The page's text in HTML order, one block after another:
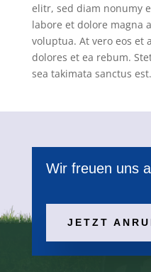
elitr, sed diam nonumy
labore et dolore magna
voluptua. At vero eos et
dolores et ea rebum.
sea takimata sanctus
Wir freuen uns
JETZT